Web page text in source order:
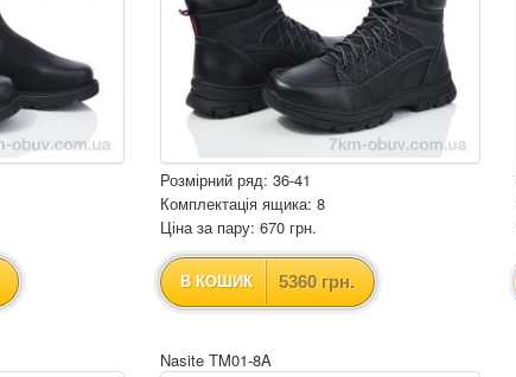
Розмірний ряд: 36-41
Комплектація ящика: 8
Ціна за пару: 670 грн.
В КОШИК 5360 грн.
Nasite TM01-8A